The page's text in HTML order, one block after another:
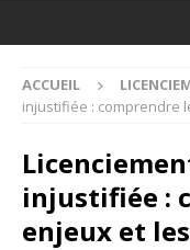
ACCUEIL
injustifiée : comprendre
injustifiée :
enjeux et